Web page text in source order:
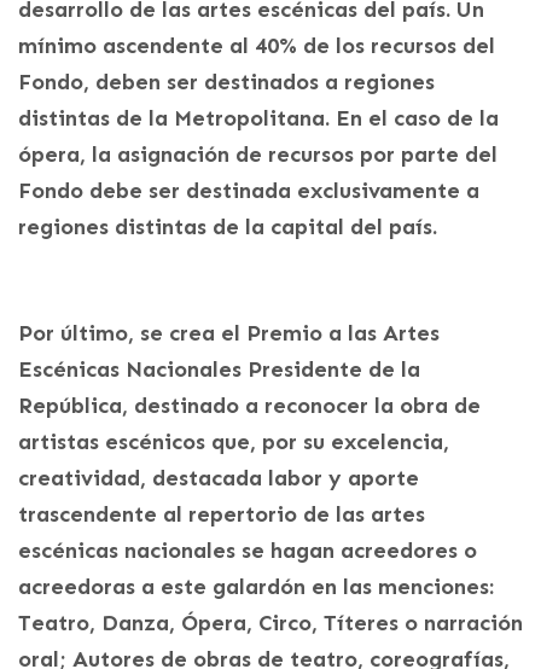
desarrollo de las artes escénicas del país. Un
mínimo ascendente al 40% de los recursos del
Fondo, deben ser destinados a regiones
distintas de la Metropolitana. En el caso de la
ópera, la asignación de recursos por parte del
Fondo debe ser destinada exclusivamente a
regiones distintas de la capital del país.
Por último, se crea el Premio a las Artes
Escénicas Nacionales Presidente de la
República, destinado a reconocer la obra de
artistas escénicos que, por su excelencia,
creatividad, destacada labor y aporte
trascendente al repertorio de las artes
escénicas nacionales se hagan acreedores o
acreedoras a este galardón en las menciones:
Teatro, Danza, Ópera, Circo, Títeres o narración
oral; Autores de obras de teatro, coreografías,